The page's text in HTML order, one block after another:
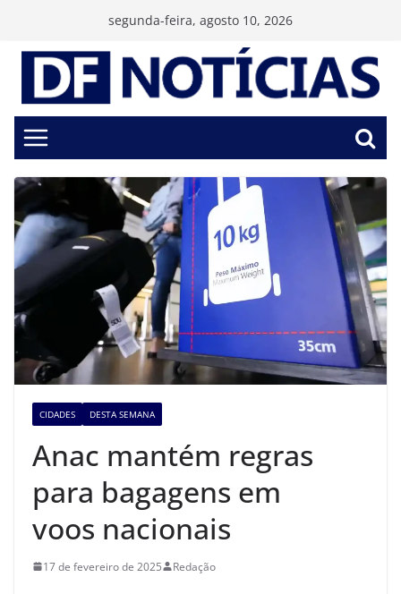
conteúdo
segunda-feira, agosto 10, 2026
CIDADES DESTA SEMANA
Anac mantém regras
para bagagens em
voos nacionais
17 de fevereiro de 2025 Redação